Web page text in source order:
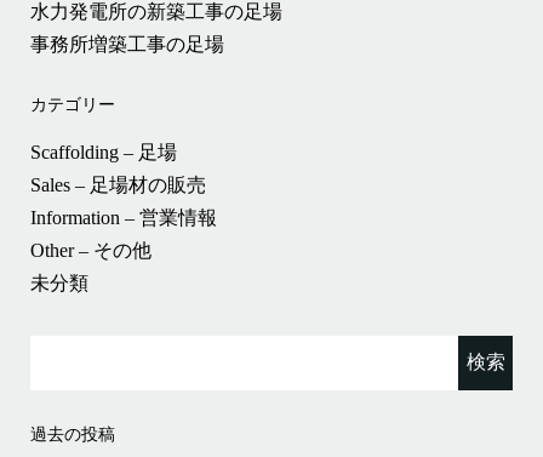
水力発電所の新築工事の足場
事務所増築工事の足場
カテゴリー
Scaffolding – 足場
Sales – 足場材の販売
Information – 営業情報
Other – その他
未分類
過去の投稿